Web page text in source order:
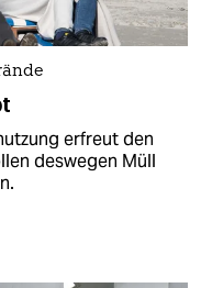
erfreut den
deswegen Müll